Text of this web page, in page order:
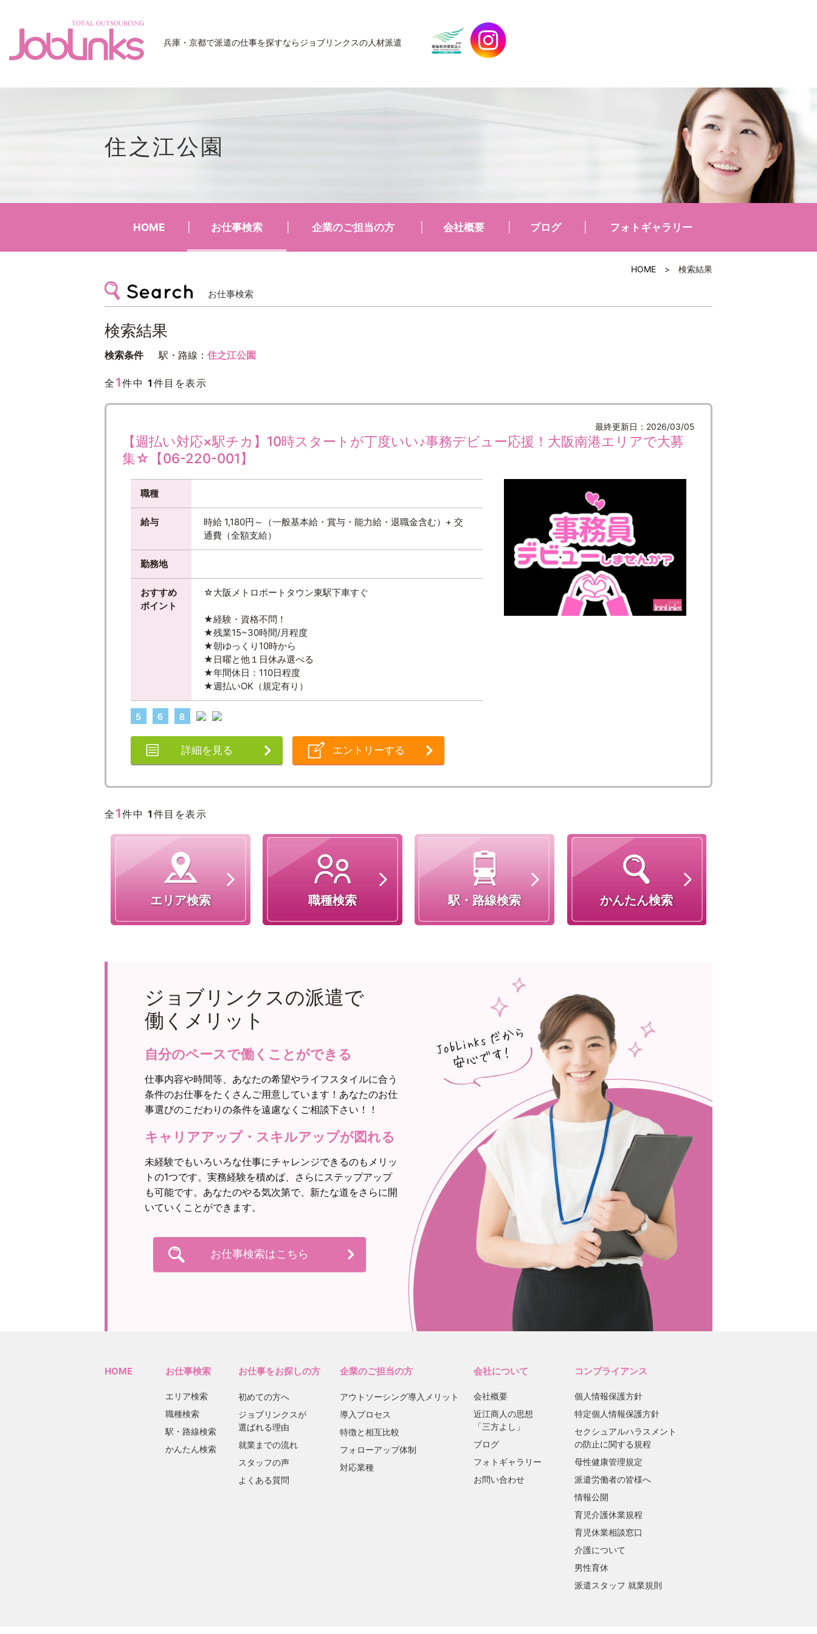
兵庫・京都で派遣の仕事を探すならジョブリンクスの人材派遣
住之江公園
HOME お仕事検索 企業のご担当の方 会社概要 ブログ フォトギャラリー
HOME > 検索結果
お仕事検索
検索結果
検索条件 駅・路線： 住之江公園
全 1件中1 件目を表示
最終更新日：2026/03/05
【週払い対応×駅チカ】10時スタートが丁度いい♪事務デビュー応援！大阪南港エリアで大募
集☆【06-220-001】
職種
給与
時給 1,180円～（一般基本給・賞与・能力給・退職金含む）+ 交
通費（全額支給）
勤務地
おすすめ
ポイント
☆大阪メトロポートタウン東駅下車すぐ
★経験・資格不問！
★残業15~30時間/月程度
★朝ゆっくり10時から
★日曜と他１日休み選べる
★年間休日：110日程度
★週払いOK（規定有り）
詳細を見る エントリーする
全 1件中1 件目を表示
エリア検索 職種検索 駅・路線検索 かんたん検索
ジョブリンクスの派遣で
働くメリット
自分のペースで働くことができる
仕事内容や時間等、あなたの希望やライフスタイルに合う
条件のお仕事をたくさんご用意しています！あなたのお仕
事選びのこだわりの条件を遠慮なくご相談下さい！！
キャリアアップ・スキルアップが図れる
未経験でもいろいろな仕事にチャレンジできるのもメリッ
トの1つです。実務経験を積めば、さらにステップアップ
も可能です。あなたのやる気次第で、新たな道をさらに開
いていくことができます。
お仕事検索はこちら
HOME お仕事検索
エリア検索
職種検索
駅・路線検索
かんたん検索
お仕事をお探しの方
初めての方へ
ジョブリンクスが
選ばれる理由
就業までの流れ
スタッフの声
よくある質問
企業のご担当の方
アウトソーシング導入メリット
導入プロセス
特徴と相互比較
フォローアップ体制
対応業種
会社について
会社概要
近江商人の思想
「三方よし」
ブログ
フォトギャラリー
お問い合わせ
コンプライアンス
個人情報保護方針
特定個人情報保護方針
セクシュアルハラスメント
の防止に関する規程
母性健康管理規定
派遣労働者の皆様へ
情報公開
育児介護休業規程
育児休業相談窓口
介護について
男性育休
派遣スタッフ 就業規則